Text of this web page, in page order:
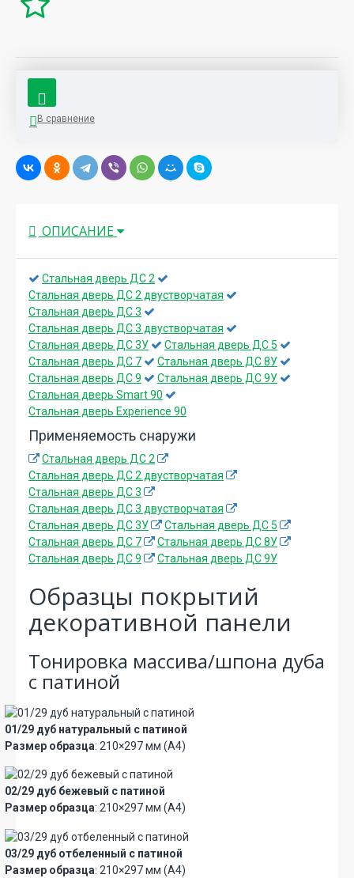
В сравнение
ОПИСАНИЕ
Стальная дверь ДС 2
Стальная дверь ДС 2 двустворчатая
Стальная дверь ДС 3
Стальная дверь ДС 3 двустворчатая
Стальная дверь ДС 3У
Стальная дверь ДС 5
Стальная дверь ДС 7
Стальная дверь ДС 8У
Стальная дверь ДС 9
Стальная дверь ДС 9У
Стальная дверь Smart 90
Стальная дверь Experience 90
Применяемость снаружи
Стальная дверь ДС 2
Стальная дверь ДС 2 двустворчатая
Стальная дверь ДС 3
Стальная дверь ДС 3 двустворчатая
Стальная дверь ДС 3У
Стальная дверь ДС 5
Стальная дверь ДС 7
Стальная дверь ДС 8У
Стальная дверь ДС 9
Стальная дверь ДС 9У
Образцы покрытий
декоративной панели
Тонировка массива/шпона дуба
с патиной
01/29 дуб натуральный с патиной
Размер образца: 210×297 мм (А4)
02/29 дуб бежевый с патиной
Размер образца: 210×297 мм (А4)
03/29 дуб отбеленный с патиной
Размер образца: 210×297 мм (А4)